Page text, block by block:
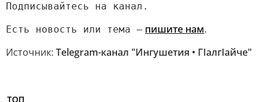
Подписывайтесь на канал.
Есть новость или тема — пишите нам.
Источник: Telegram-канал "Ингушетия • ГIалгIайче"
ТОП